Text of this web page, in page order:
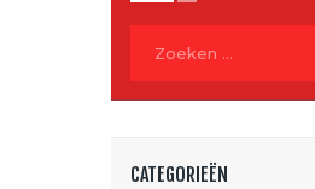
CATEGORIEËN